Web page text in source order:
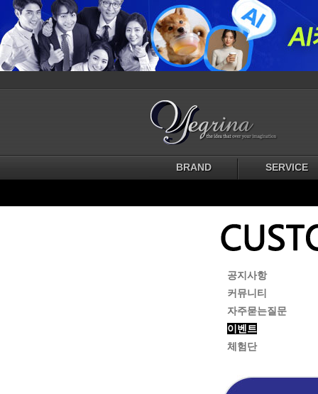
BRAND SERVICE
공지사항
커뮤니티
자주묻는질문
이벤트
체험단